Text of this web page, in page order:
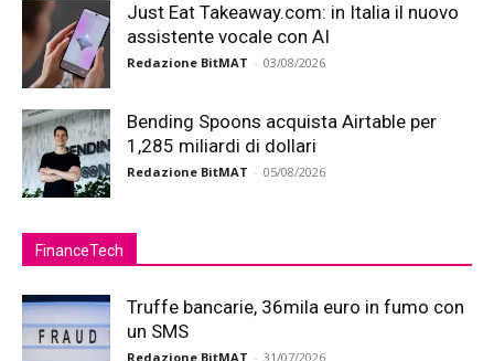
Just Eat Takeaway.com: in Italia il nuovo
assistente vocale con AI
Redazione BitMAT - 03/08/2026
Bending Spoons acquista Airtable per
1,285 miliardi di dollari
Redazione BitMAT - 05/08/2026
FinanceTech
Truffe bancarie, 36mila euro in fumo con
un SMS
Redazione BitMAT - 31/07/2026